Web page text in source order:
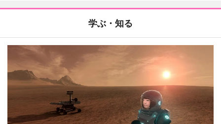
学ぶ・知る